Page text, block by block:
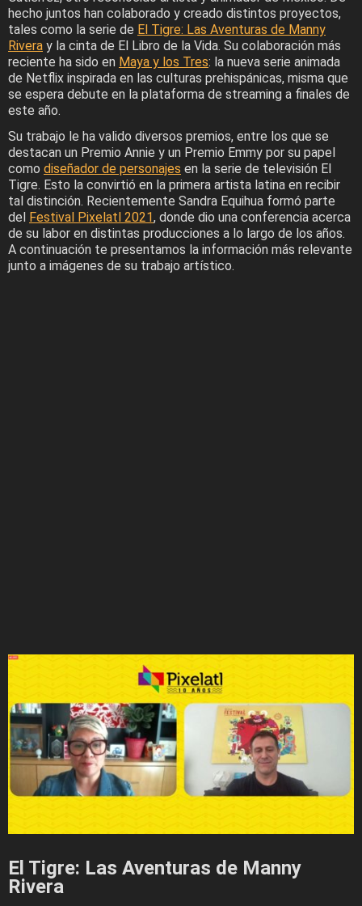
hecho juntos han colaborado y creado distintos proyectos,
tales como la serie de El Tigre: Las Aventuras de Manny
Rivera y la cinta de El Libro de la Vida. Su colaboración más
reciente ha sido en Maya y los Tres: la nueva serie animada
de Netflix inspirada en las culturas prehispánicas, misma que
se espera debute en la plataforma de streaming a finales de
este año.
Su trabajo le ha valido diversos premios, entre los que se
destacan un Premio Annie y un Premio Emmy por su papel
como diseñador de personajes en la serie de televisión El
Tigre. Esto la convirtió en la primera artista latina en recibir
tal distinción. Recientemente Sandra Equihua formó parte
del Festival Pixelatl 2021, donde dio una conferencia acerca
de su labor en distintas producciones a lo largo de los años.
A continuación te presentamos la información más relevante
junto a imágenes de su trabajo artístico.
El Tigre: Las Aventuras de Manny
Rivera